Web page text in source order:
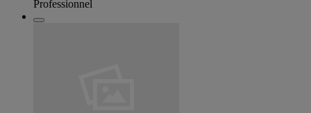
Professionnel